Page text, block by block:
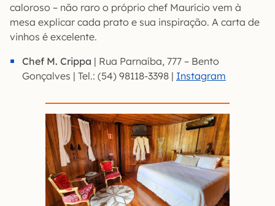
caloroso – não raro o próprio chef Maurício vem à
mesa explicar cada prato e sua inspiração. A carta de
vinhos é excelente.
Chef M. Crippa | Rua Parnaíba, 777 – Bento
Gonçalves | Tel.: (54) 98118-3398 | Instagram